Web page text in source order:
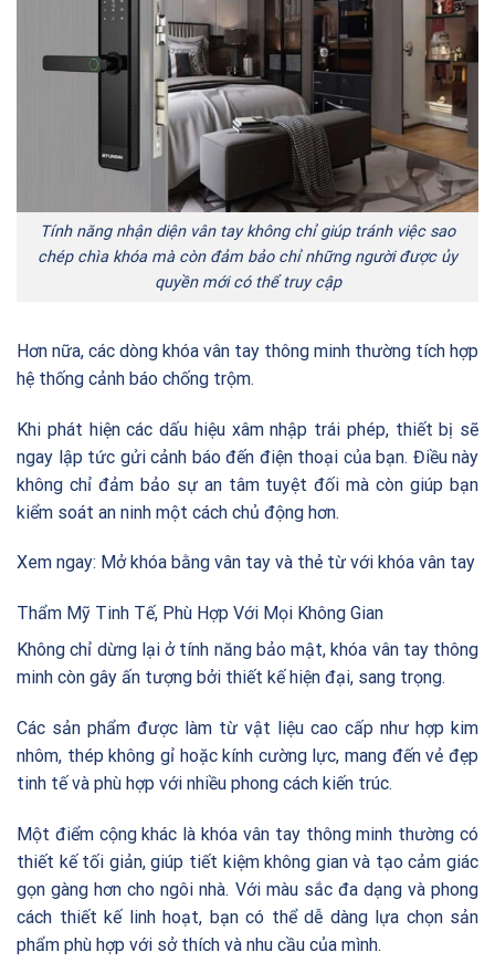
Tính năng nhận diện vân tay không chỉ giúp tránh việc sao
chép chìa khóa mà còn đảm bảo chỉ những người được ủy
quyền mới có thể truy cập
Hơn nữa, các dòng khóa vân tay thông minh thường tích hợp
hệ thống cảnh báo chống trộm.
Khi phát hiện các dấu hiệu xâm nhập trái phép, thiết bị sẽ
ngay lập tức gửi cảnh báo đến điện thoại của bạn. Điều này
không chỉ đảm bảo sự an tâm tuyệt đối mà còn giúp bạn
kiểm soát an ninh một cách chủ động hơn.
Xem ngay: Mở khóa bằng vân tay và thẻ từ với khóa vân tay
Thẩm Mỹ Tinh Tế, Phù Hợp Với Mọi Không Gian
Không chỉ dừng lại ở tính năng bảo mật, khóa vân tay thông
minh còn gây ấn tượng bởi thiết kế hiện đại, sang trọng.
Các sản phẩm được làm từ vật liệu cao cấp như hợp kim
nhôm, thép không gỉ hoặc kính cường lực, mang đến vẻ đẹp
tinh tế và phù hợp với nhiều phong cách kiến trúc.
Một điểm cộng khác là khóa vân tay thông minh thường có
thiết kế tối giản, giúp tiết kiệm không gian và tạo cảm giác
gọn gàng hơn cho ngôi nhà. Với màu sắc đa dạng và phong
cách thiết kế linh hoạt, bạn có thể dễ dàng lựa chọn sản
phẩm phù hợp với sở thích và nhu cầu của mình.